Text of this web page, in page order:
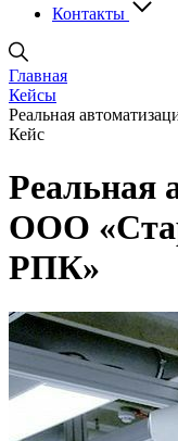
Контакты
Главная
Кейсы
Реальная
Кейс
Реальная
ООО
РПК»